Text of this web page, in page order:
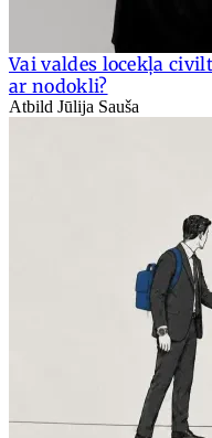
Vai valdes locekļa
ar nodokli?
Atbild Jūlija Sauša